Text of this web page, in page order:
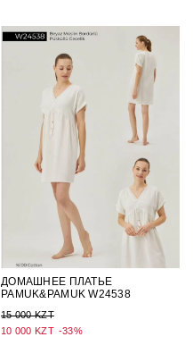
ДОМАШНЕЕ ПЛАТЬЕ
PAMUK&PAMUK W24538
15 000 KZT
10 000 KZT -33%